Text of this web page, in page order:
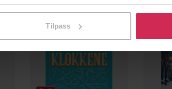
«Tilpass». Du kan når som helst trekke
Tilpass